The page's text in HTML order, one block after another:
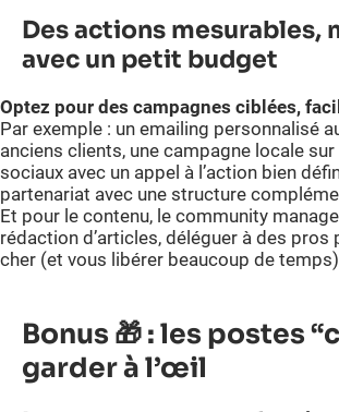
Des actions mesurables,
avec un petit budget
Optez pour des campagnes ciblées,
Par exemple : un emailing personnalisé
anciens clients, une campagne locale
sociaux avec un appel à l’action bien
partenariat avec une structure
Et pour le contenu, le community
rédaction d’articles, déléguer à des
cher (et vous libérer beaucoup de
Bonus 🎁 : les postes
garder à l’œil